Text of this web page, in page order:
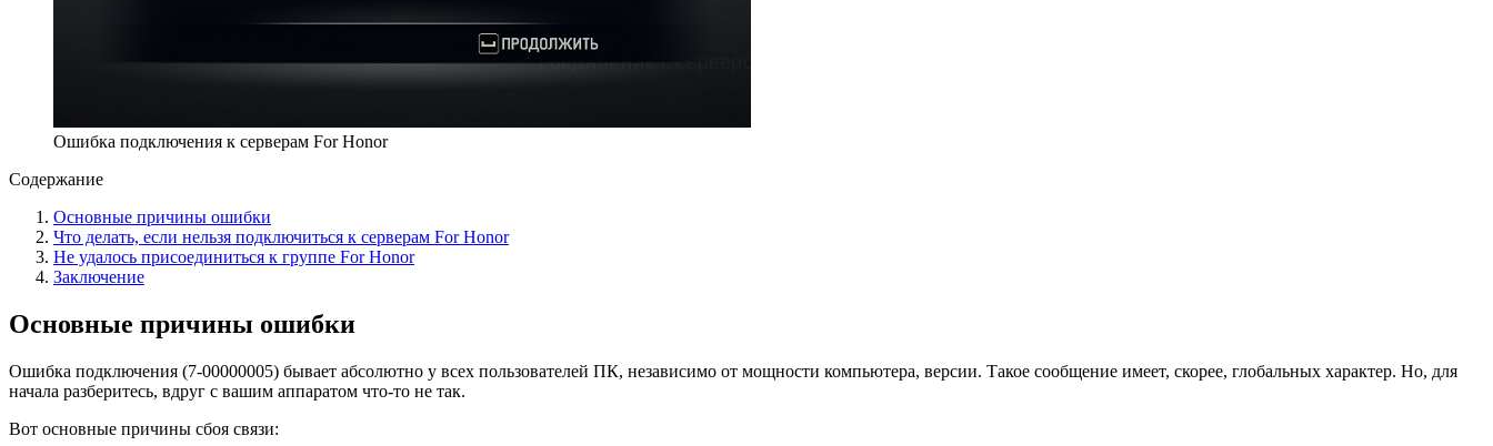
Ошибка подключения к серверам For Honor
Содержание
Основные причины ошибки
Что делать, если нельзя подключиться к серверам For Honor
Не удалось присоединиться к группе For Honor
Заключение
Основные причины ошибки
Ошибка подключения (7-00000005) бывает абсолютно у всех пользователей ПК, независимо от мощности компьютера, версии. Такое сообщение имеет, скорее, глобальных характер. Но, для
начала разберитесь, вдруг с вашим аппаратом что-то не так.
Вот основные причины сбоя связи: